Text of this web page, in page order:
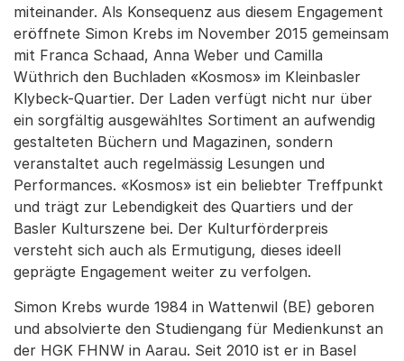
miteinander. Als Konsequenz aus diesem Engagement
eröffnete Simon Krebs im November 2015 gemeinsam
mit Franca Schaad, Anna Weber und Camilla
Wüthrich den Buchladen «Kosmos» im Kleinbasler
Klybeck-Quartier. Der Laden verfügt nicht nur über
ein sorgfältig ausgewähltes Sortiment an aufwendig
gestalteten Büchern und Magazinen, sondern
veranstaltet auch regelmässig Lesungen und
Performances. «Kosmos» ist ein beliebter Treffpunkt
und trägt zur Lebendigkeit des Quartiers und der
Basler Kulturszene bei. Der Kulturförderpreis
versteht sich auch als Ermutigung, dieses ideell
geprägte Engagement weiter zu verfolgen.
Simon Krebs wurde 1984 in Wattenwil (BE) geboren
und absolvierte den Studiengang für Medienkunst an
der HGK FHNW in Aarau. Seit 2010 ist er in Basel